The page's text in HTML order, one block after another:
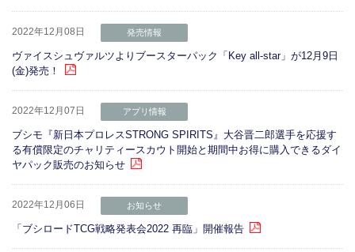
2022年12月08日 発売情報
ヴァイスシュヴァルツよりブースターパック「Key all-star」が12月9日
(金)発売！
2022年12月07日 アプリ情報
ブシモ『新日本プロレスSTRONG SPIRITS』大谷晋二郎選手を応援す
る有償限定のチャリティースカウト開始と期間中お得に購入できるダイ
ヤパック販売のお知らせ
2022年12月06日 お知らせ
「ブシロードTCG戦略発表会2022 再臨」開催報告